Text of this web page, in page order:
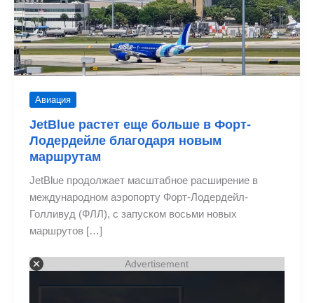
Авиация
JetBlue растет еще больше в Форт-
Лодердейле благодаря новым
маршрутам
JetBlue продолжает масштабное расширение в
международном аэропорту Форт-Лодердейл-
Голливуд (ФЛЛ), с запуском восьми новых
маршрутов […]
Advertisement